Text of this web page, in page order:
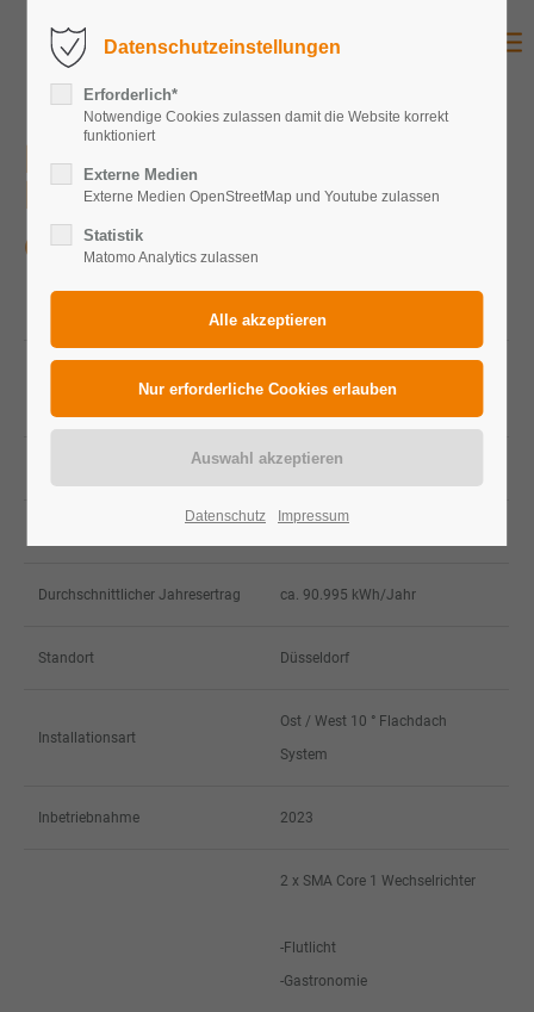
Hallenbad Niederheid
Düsseldorf
Öffentlich
380 Wp
260
Durchschnittlicher Jahresertrag ca. 90.995 kWh/Jahr
Standort Düsseldorf
Installationsart
Ost / West 10 ° Flachdach
System
Inbetriebnahme 2023
2 x SMA Core 1 Wechselrichter
-Flutlicht
-Gastronomie
Datenschutzeinstellungen
Erforderlich*
Notwendige Cookies zulassen damit die Website korrekt
funktioniert
Externe Medien
Externe Medien OpenStreetMap und Youtube zulassen
Statistik
Matomo Analytics zulassen
Datenschutz Impressum